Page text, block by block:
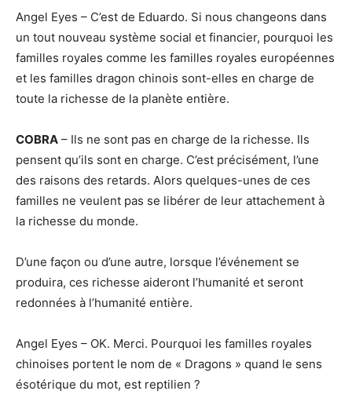
Angel Eyes – C’est de Eduardo. Si nous changeons dans
un tout nouveau système social et financier, pourquoi les
familles royales comme les familles royales européennes
et les familles dragon chinois sont-elles en charge de
toute la richesse de la planète entière.
COBRA – Ils ne sont pas en charge de la richesse. Ils
pensent qu’ils sont en charge. C’est précisément, l’une
des raisons des retards. Alors quelques-unes de ces
familles ne veulent pas se libérer de leur attachement à
la richesse du monde.
D’une façon ou d’une autre, lorsque l’événement se
produira, ces richesse aideront l’humanité et seront
redonnées à l’humanité entière.
Angel Eyes – OK. Merci. Pourquoi les familles royales
chinoises portent le nom de « Dragons » quand le sens
ésotérique du mot, est reptilien ?